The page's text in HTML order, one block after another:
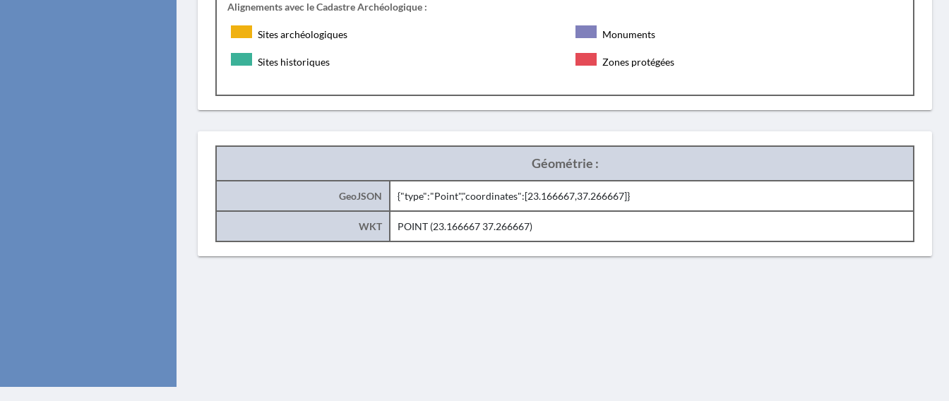
Alignements avec le Cadastre Archéologique :
Sites archéologiques Monuments
Sites historiques Zones protégées
Géométrie :
GeoJSON {"type":"Point","coordinates":[23.166667,37.266667]}
WKT POINT (23.166667 37.266667)